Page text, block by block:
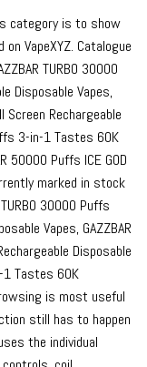
category is to show
VapeXYZ. Catalogue
TURBO 30000
Disposable Vapes,
Screen Rechargeable
3-in-1 Tastes 60K
50000 Puffs ICE GOD
marked in stock
30000 Puffs
Vapes, GAZZBAR
Disposable
1 Tastes 60K
is most useful
still has to happen
the individual